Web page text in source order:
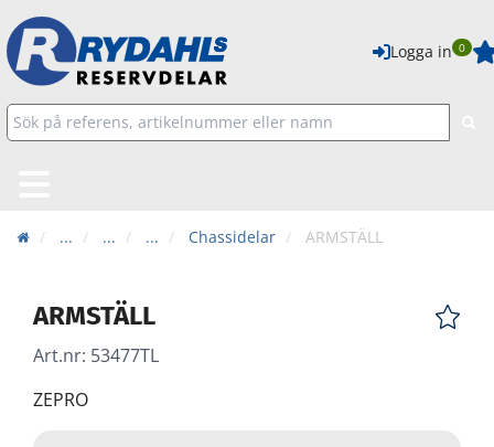
Logga in 0
... ... ... Chassidelar ARMSTÄLL
ARMSTÄLL
Art.nr: 53477TL
ZEPRO